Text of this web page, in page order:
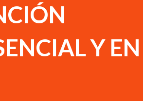
Y EN